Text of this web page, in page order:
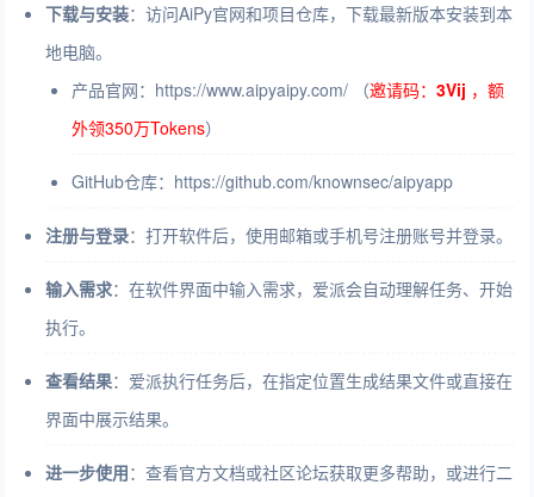
下载与安装：访问AiPy官网和项目仓库，下载最新版本安装到本
地电脑。
产品官网：https://www.aipyaipy.com/ （邀请码：3Vij ，额
外领350万Tokens）
GitHub仓库：https://github.com/knownsec/aipyapp
注册与登录：打开软件后，使用邮箱或手机号注册账号并登录。
输入需求：在软件界面中输入需求，爱派会自动理解任务、开始
执行。
查看结果：爱派执行任务后，在指定位置生成结果文件或直接在
界面中展示结果。
进一步使用：查看官方文档或社区论坛获取更多帮助，或进行二